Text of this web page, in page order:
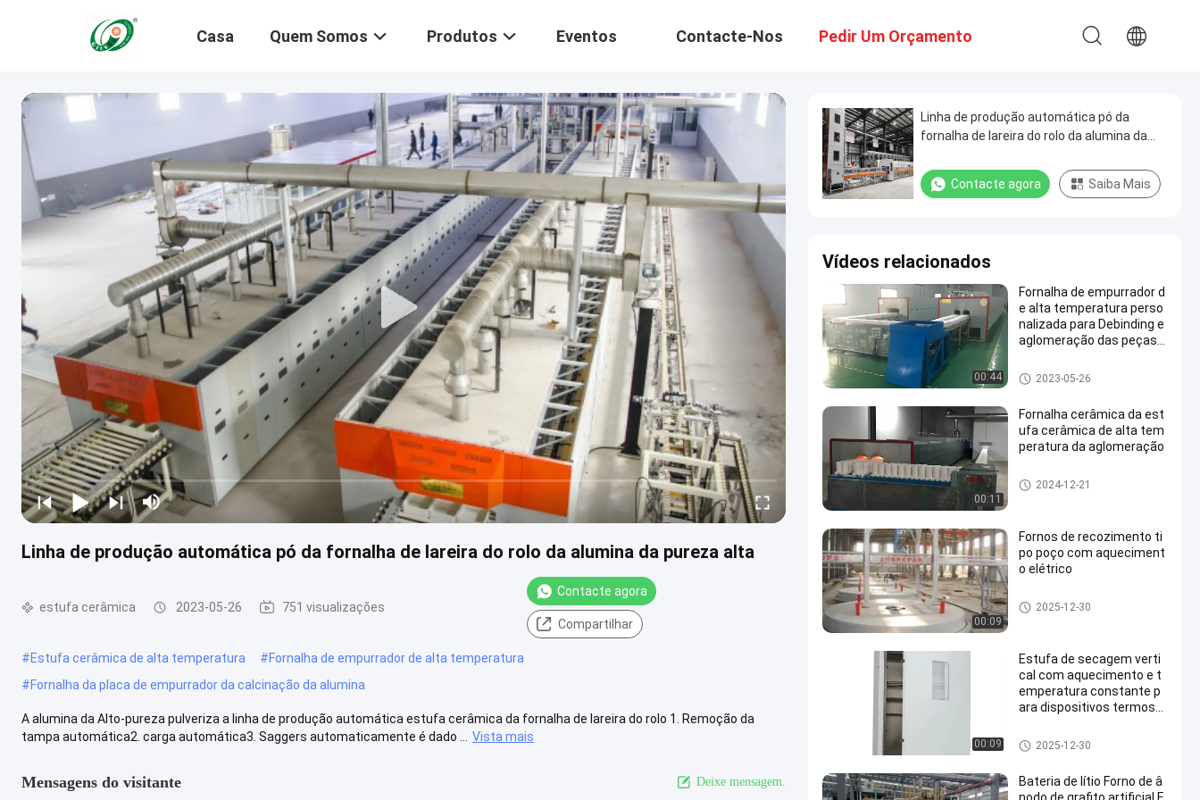
Casa Quem Somos Produtos Eventos Contacte-Nos Pedir Um Orçamento
Linha de produção automática pó da fornalha de lareira do rolo da alumina da pureza alta
estufa cerâmica 2023-05-26 751 visualizações
Contacte agora
Compartilhar
#Estufa cerâmica de alta temperatura #Fornalha de empurrador de alta temperatura
#Fornalha da placa de empurrador da calcinação da alumina
A alumina da Alto-pureza pulveriza a linha de produção automática estufa cerâmica da fornalha de lareira do rolo 1. Remoção da
tampa automática2. carga automática3. Saggers automaticamente é dado ...
Vista mais
Mensagens do visitante Deixe mensagem.
Linha de produção automática pó da
fornalha de lareira do rolo da alumina da
Contacte agora Saiba Mais
Vídeos relacionados
00:44
Fornalha de empurrador d
e alta temperatura perso
nalizada para Debinding e
aglomeração das peças e
estufa cerâmica
2023-05-26
00:11
Fornalha cerâmica da est
ufa cerâmica de alta tem
peratura da aglomeração
estufa cerâmica
2024-12-21
00:09
Fornos de recozimento ti
po poço com aqueciment
o elétrico
Forno de tratamento térmico
2025-12-30
00:09
Estufa de secagem verti
cal com aquecimento e t
emperatura constante p
ara dispositivos termost
Fornos de secagem
2025-12-30
Bateria de lítio Forno de â